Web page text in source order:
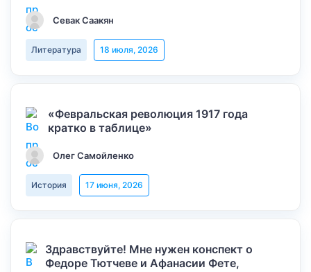
Севак Саакян
Литература 18 июля, 2026
«Февральская революция 1917 года
кратко в таблице»
Олег Самойленко
История 17 июня, 2026
Здравствуйте! Мне нужен конспект о
Федоре Тютчеве и Афанасии Фете,